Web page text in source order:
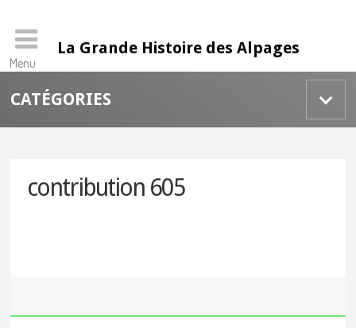
toCATÉGORIES
contribution 605
Menu
La Grande Histoire des Alpages